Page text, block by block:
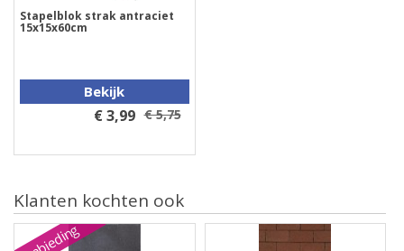
Stapelblok strak antraciet
15x15x60cm
Bekijk
€ 3,99 € 5,75
Klanten kochten ook